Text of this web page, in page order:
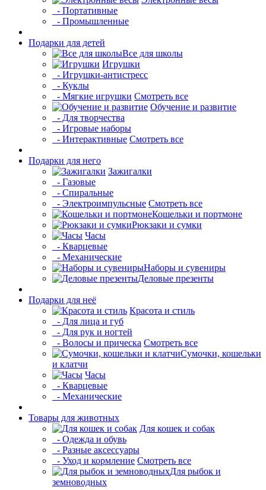
- Портативные
- Промышленные
Подарки для детей
Все для школы
Игрушки
- Игрушки-антистресс
- Куклы
- Мягкие игрушки Смотреть все
Обучение и развитие
- Для творчества
- Игровые наборы
- Интерактивные Смотреть все
Подарки для него
Зажигалки
- Газовые
- Спиральные
- Электроимпульсные Смотреть все
Кошельки и портмоне
Рюкзаки и сумки
Часы
- Кварцевые
- Механические
Наборы и сувениры
Деловые презенты
Подарки для неё
Красота и стиль
- Для лица и губ
- Для рук и ногтей
- Волосы и прическа Смотреть все
Сумочки, кошельки
и клатчи
Часы
- Кварцевые
- Механические
Товары для животных
Для кошек и собак
- Одежда и обувь
- Разные аксессуары
- Уход и кормление Смотреть все
Для рыбок и
земноводных